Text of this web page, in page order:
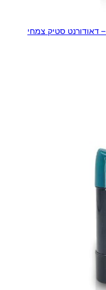
1ST CHOICE HERBAL SOLUTION – דאודורנט סטיק צמחי